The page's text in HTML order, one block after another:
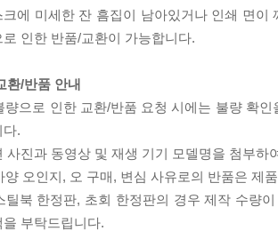
크에 미세한 잔 흠집이 남아있거나 인쇄 면
로 인한 반품/교환이 가능합니다.
환/반품 안내
량으로 인한 교환/반품 요청 시에는 불량 확
다.
사진과 동영상 및 재생 기기 모델명을 첨부하
양 오인지, 오 구매, 변심 사유로의 반품은 제
틸북 한정판, 초회 한정판의 경우 제작 수량
을 부탁드립니다.